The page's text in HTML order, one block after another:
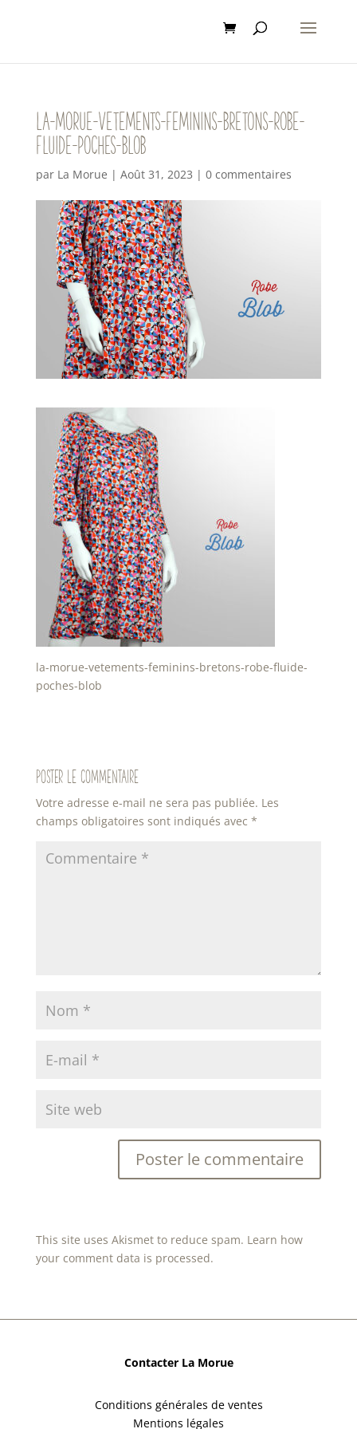
la-morue-vetements-feminins-bretons-robe-
fluide-poches-blob
par La Morue | Août 31, 2023 | 0 commentaires
la-morue-vetements-feminins-bretons-robe-fluide-
poches-blob
Poster le commentaire
Votre adresse e-mail ne sera pas publiée. Les
champs obligatoires sont indiqués avec *
This site uses Akismet to reduce spam. Learn how
your comment data is processed.
Contacter La Morue
Conditions générales de ventes
Mentions légales